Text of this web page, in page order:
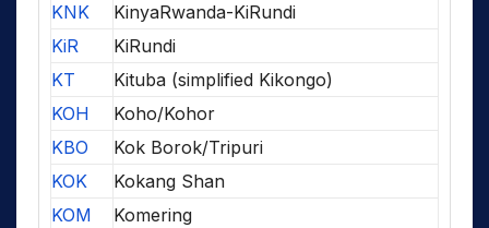
KNK
KinyaRwanda-KiRundi
KiR
KiRundi
KT
Kituba (simplified Kikongo)
KOH
Koho/Kohor
KBO
Kok Borok/Tripuri
KOK
Kokang Shan
KOM
Komering